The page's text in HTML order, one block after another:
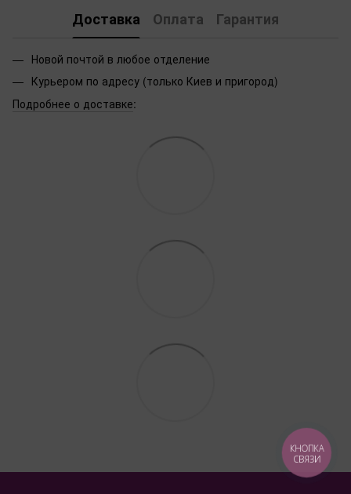
Доставка Оплата Гарантия
Новой почтой в любое отделение
Курьером по адресу (только Киев и пригород)
Подробнее о доставке:
КНОПКА
СВЯЗИ